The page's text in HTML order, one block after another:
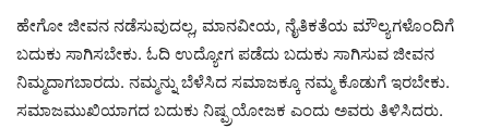
ಹೇಗೋ ಜೀವನ ನಡೆಸುವುದಲ್ಲ, ಮಾನವೀಯ, ನೈತಿಕತೆಯ ಮೌಲ್ಯಗಳೊಂದಿಗೆ
ಬದುಕು ಸಾಗಿಸಬೇಕು. ಓದಿ ಉದ್ಯೋಗ ಪಡೆದು ಬದುಕು ಸಾಗಿಸುವ ಜೀವನ
ನಿಮ್ಮದಾಗಬಾರದು. ನಮ್ಮನ್ನು ಬೆಳೆಸಿದ ಸಮಾಜಕ್ಕೂ ನಮ್ಮ ಕೊಡುಗೆ ಇರಬೇಕು.
ಸಮಾಜಮುಖಿಯಾಗದ ಬದುಕು ನಿಷ್ಪ್ರಯೋಜಕ ಎಂದು ಅವರು ತಿಳಿಸಿದರು.